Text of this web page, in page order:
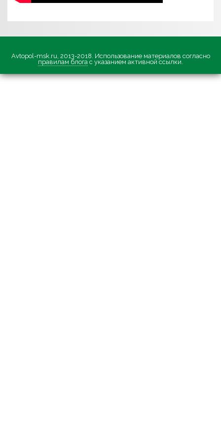
Avtopol-msk.ru, 2013-2018. Использование материалов согласно
правилам блога с указанием активной ссылки.